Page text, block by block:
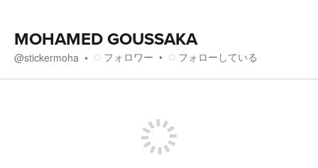
MOHAMED GOUSSAKA
@stickermoha フォロワー フォローしている